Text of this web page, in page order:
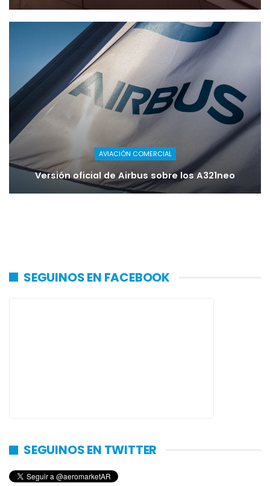
AVIACIÓN COMERCIAL
Versión oficial de Airbus sobre los A321neo
SEGUINOS EN FACEBOOK
SEGUINOS EN TWITTER